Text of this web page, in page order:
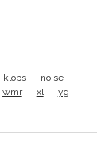
klops
noise
wmr xl
yg